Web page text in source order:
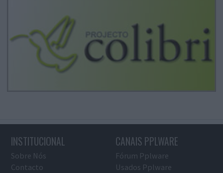
INSTITUCIONAL
Sobre Nós
Contacto
CANAIS PPLWARE
Fórum Pplware
Usados Pplware